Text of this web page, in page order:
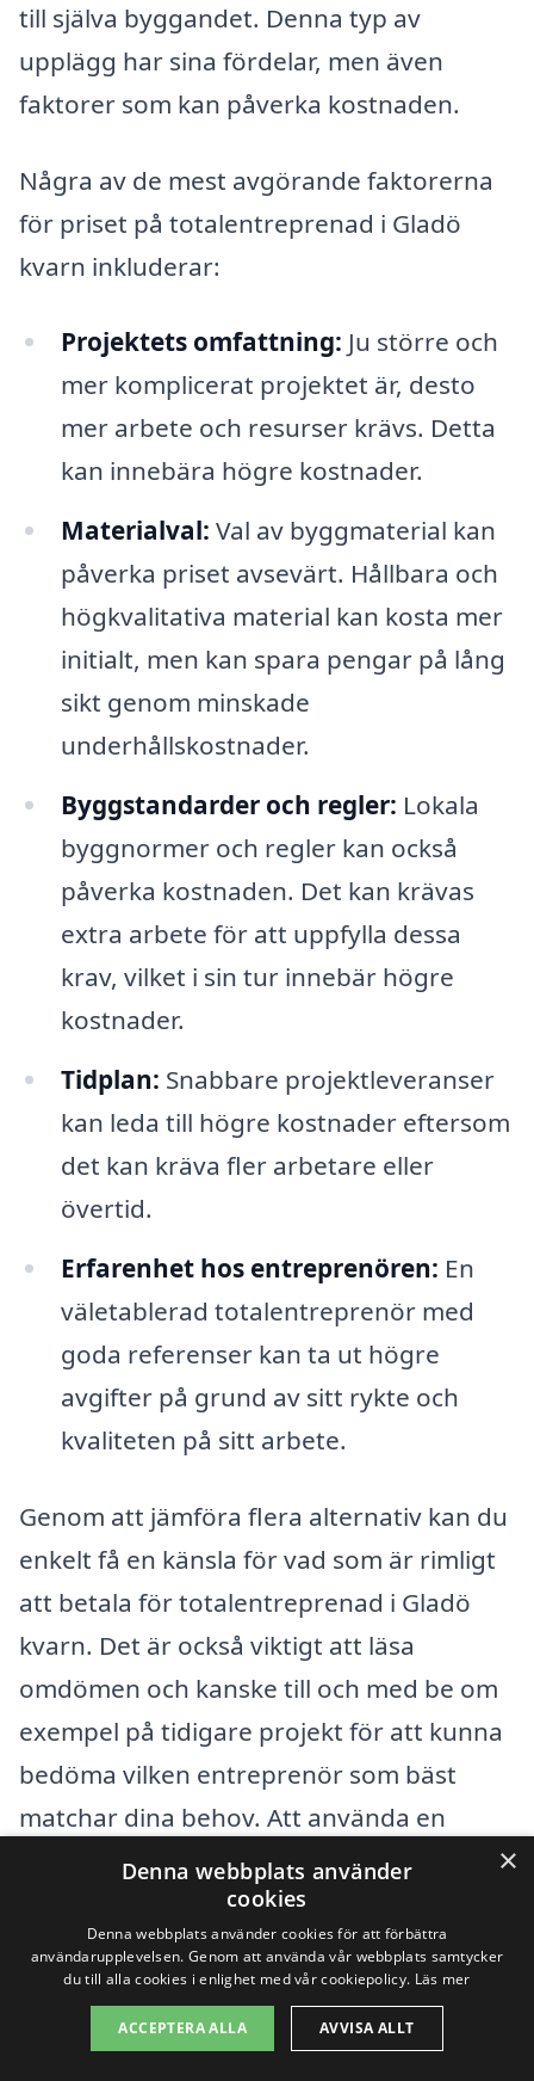
till själva byggandet. Denna typ av
upplägg har sina fördelar, men även
faktorer som kan påverka kostnaden.
Några av de mest avgörande faktorerna
för priset på totalentreprenad i Gladö
kvarn inkluderar:
Projektets omfattning: Ju större och
mer komplicerat projektet är, desto
mer arbete och resurser krävs. Detta
kan innebära högre kostnader.
Materialval: Val av byggmaterial kan
påverka priset avsevärt. Hållbara och
högkvalitativa material kan kosta mer
initialt, men kan spara pengar på lång
sikt genom minskade
underhållskostnader.
Byggstandarder och regler: Lokala
byggnormer och regler kan också
påverka kostnaden. Det kan krävas
extra arbete för att uppfylla dessa
krav, vilket i sin tur innebär högre
kostnader.
Tidplan: Snabbare projektleveranser
kan leda till högre kostnader eftersom
det kan kräva fler arbetare eller
övertid.
Erfarenhet hos entreprenören: En
väletablerad totalentreprenör med
goda referenser kan ta ut högre
avgifter på grund av sitt rykte och
kvaliteten på sitt arbete.
Genom att jämföra flera alternativ kan du
enkelt få en känsla för vad som är rimligt
att betala för totalentreprenad i Gladö
kvarn. Det är också viktigt att läsa
omdömen och kanske till och med be om
exempel på tidigare projekt för att kunna
bedöma vilken entreprenör som bäst
matchar dina behov. Att använda en
plattform som totalentreprenad-pris.se
kan underlätta denna process genom att
ge dig enkel tillgång till
offertsammanställningar från olika
företag i ditt område. Tveka inte att
×
Denna webbplats använder
cookies
Denna webbplats använder cookies för att förbättra
användarupplevelsen. Genom att använda vår webbplats samtycker
du till alla cookies i enlighet med vår cookiepolicy. Läs mer
ACCEPTERA ALLA AVVISA ALLT